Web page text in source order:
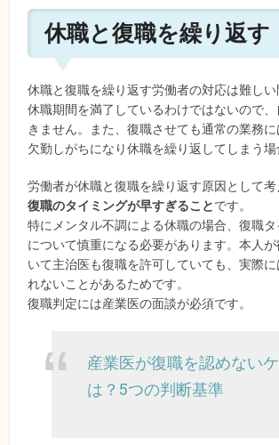
休職と復職を繰り返す
休職と復職を繰り返す労働者の対応は難しい
休職期間を満了しているわけではないので
きません。また、復職させても通常の業務
欠勤しがちになり休職を繰り返してしまう場
労働者が休職と復職を繰り返す原因として考
復職のタイミングが早すぎることです。
特にメンタル不調による休職の場合、復職
について慎重になる必要があります。本人
いて主治医も復職を許可していても、実際
れないことがあるためです。
復職判定には産業医の面談が必須です。
産業医が復職を認めない
は？5つの判断基準